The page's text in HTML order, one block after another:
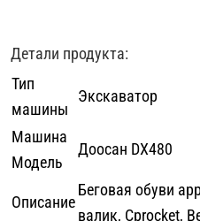
Детали продукта:
Тип
машины
Экскаватор
Машина
Модель
Доосан DX480
Описание
Беговая обуви
валик, Сprocket,